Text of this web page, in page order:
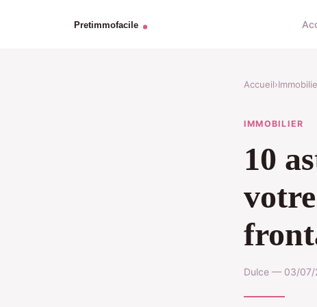
Accueil›
IMMOBILIER
10
Dulce — 03/